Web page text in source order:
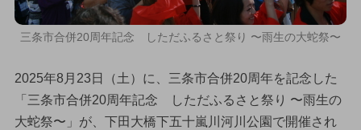
三条市合併20周年記念 しただふるさと祭り 〜雨生の大蛇祭〜
2025年8月23日（土）に、三条市合併20周年を記念した
「三条市合併20周年記念 しただふるさと祭り 〜雨生の
大蛇祭〜」が、下田大橋下五十嵐川河川公園で開催され